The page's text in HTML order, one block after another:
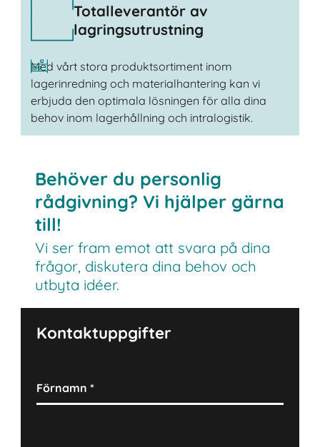
Totalleverantör av
lagringsutrustning
Med vårt stora produktsortiment inom
lagerinredning och materialhantering kan vi
erbjuda den optimala lösningen för alla dina
behov inom lagerhållning och intralogistik.
Behöver du personlig
rådgivning? Vi hjälper gärna
till!
Vi ser fram emot att svara på dina
frågor, diskutera dina behov och
utbyta idéer.
Kontaktuppgifter
Förnamn*